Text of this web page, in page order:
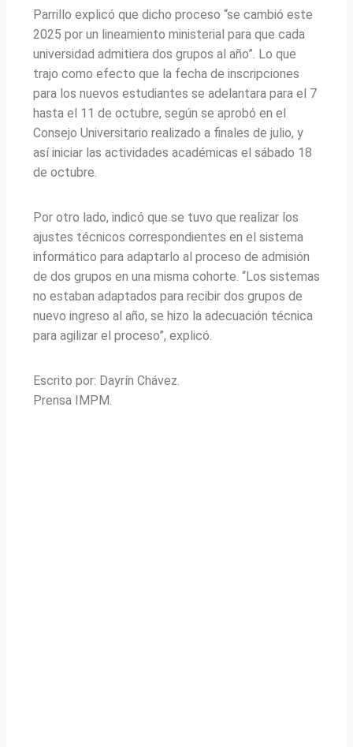
Parrillo explicó que dicho proceso “se cambió este
2025 por un lineamiento ministerial para que cada
universidad admitiera dos grupos al año”. Lo que
trajo como efecto que la fecha de inscripciones
para los nuevos estudiantes se adelantara para el 7
hasta el 11 de octubre, según se aprobó en el
Consejo Universitario realizado a finales de julio, y
así iniciar las actividades académicas el sábado 18
de octubre.
Por otro lado, indicó que se tuvo que realizar los
ajustes técnicos correspondientes en el sistema
informático para adaptarlo al proceso de admisión
de dos grupos en una misma cohorte. “Los sistemas
no estaban adaptados para recibir dos grupos de
nuevo ingreso al año, se hizo la adecuación técnica
para agilizar el proceso”, explicó.
Escrito por: Dayrín Chávez.
Prensa IMPM.